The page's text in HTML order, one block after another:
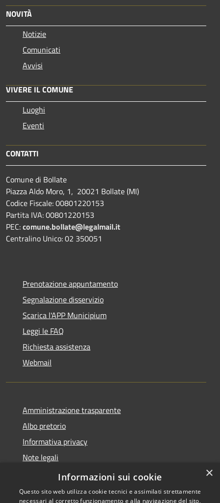
NOVITÀ
Notizie
Comunicati
Avvisi
VIVERE IL COMUNE
Luoghi
Eventi
CONTATTI
Comune di Bollate
Piazza Aldo Moro, 1, 20021 Bollate (MI)
Codice Fiscale: 00801220153
Partita IVA: 00801220153
PEC:comune.bollate@legalmail.it
Centralino Unico: 02 350051
Prenotazione appuntamento
Segnalazione disservizio
Scarica l'APP Municipium
Leggi le FAQ
Richiesta assistenza
Webmail
Amministrazione trasparente
Albo pretorio
Informativa privacy
Note legali
Dichiarazione di accessibilità
×
Informazioni sui cookie
Questo sito web utilizza cookie tecnici e assimilati strettamente
necessari al corretto funzionamento e alla navigazione del sito,